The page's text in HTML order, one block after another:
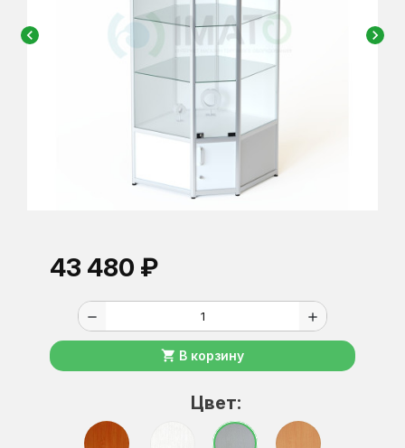
chevron_left chevron_right
43 480 ₽
remove add
shopping_cart В корзину
Цвет: